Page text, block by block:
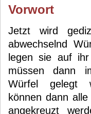
Vorwort
Jetzt wird
abwechselnd
legen sie auf
müssen dann
Würfel gelegt
können dann
angekreuzt